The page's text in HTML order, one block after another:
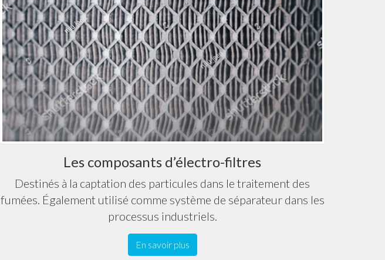
Les composants d’électro-filtres
Destinés à la captation des particules dans le traitement des
fumées. Également utilisé comme système de séparateur dans les
processus industriels.
En savoir plus